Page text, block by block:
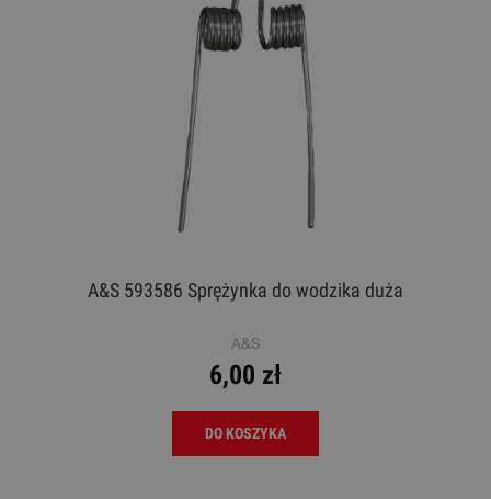
A&S 593586 Sprężynka do wodzika duża
A&S
6,00 zł
DO KOSZYKA